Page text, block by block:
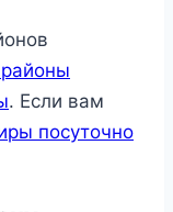
. Если вам
посуточно